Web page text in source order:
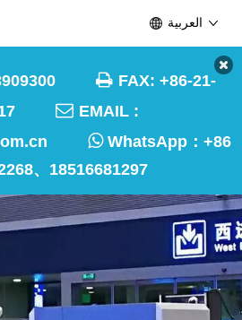
 FAX: +86-21-
 EMAIL :
WhatsApp： +86
、18516681297
العربية